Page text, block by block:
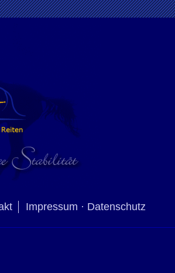
Impressum · Datenschutz